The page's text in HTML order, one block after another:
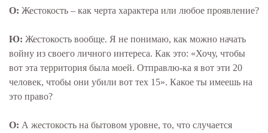
О: Жестокость – как черта характера или любое проявление?
Ю: Жестокость вообще. Я не понимаю, как можно начать
войну из своего личного интереса. Как это: «Хочу, чтобы
вот эта территория была моей. Отправлю-ка я вот эти 20
человек, чтобы они убили вот тех 15». Какое ты имеешь на
это право?
О: А жестокость на бытовом уровне, то, что случается